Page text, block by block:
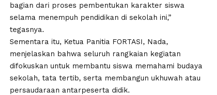
bagian dari proses pembentukan karakter siswa
selama menempuh pendidikan di sekolah ini,”
tegasnya.
Sementara itu, Ketua Panitia FORTASI, Nada,
menjelaskan bahwa seluruh rangkaian kegiatan
difokuskan untuk membantu siswa memahami budaya
sekolah, tata tertib, serta membangun ukhuwah atau
persaudaraan antarpeserta didik.